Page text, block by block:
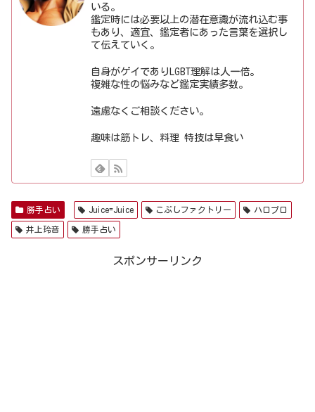
いる。
鑑定時には必要以上の潜在意識が流れ込む事
もあり、適宜、鑑定者にあった言葉を選択し
て伝えていく。
自身がゲイでありLGBT理解は人一倍。
複雑な性の悩みなど鑑定実績多数。
遠慮なくご相談ください。
趣味は筋トレ、料理 特技は早食い
勝手占い Juice=Juice こぶしファクトリー ハロプロ
井上玲音 勝手占い
スポンサーリンク